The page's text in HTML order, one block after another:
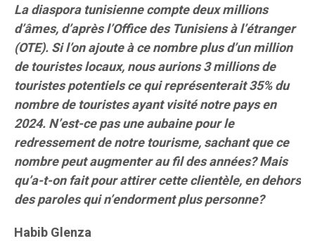
La diaspora tunisienne compte deux millions
d’âmes, d’après l’Office des Tunisiens à l’étranger
(OTE). Si l’on ajoute à ce nombre plus d’un million
de touristes locaux, nous aurions 3 millions de
touristes potentiels ce qui représenterait 35% du
nombre de touristes ayant visité notre pays en
2024. N’est-ce pas une aubaine pour le
redressement de notre tourisme, sachant que ce
nombre peut augmenter au fil des années? Mais
qu’a-t-on fait pour attirer cette clientèle, en dehors
des paroles qui n’endorment plus personne?
Habib Glenza